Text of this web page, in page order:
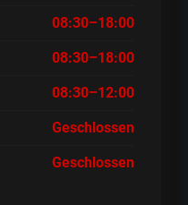
08:30–18:00
08:30–18:00
08:30–12:00
Geschlossen
Geschlossen